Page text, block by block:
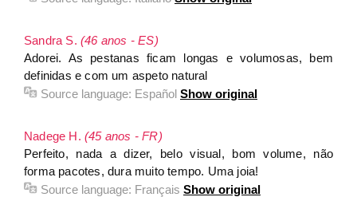
Sandra S. (46 anos - ES)
Adorei. As pestanas ficam longas e volumosas, bem
definidas e com um aspeto natural
Source language: Español Show original
Nadege H. (45 anos - FR)
Perfeito, nada a dizer, belo visual, bom volume, não
forma pacotes, dura muito tempo. Uma joia!
Source language: Français Show original